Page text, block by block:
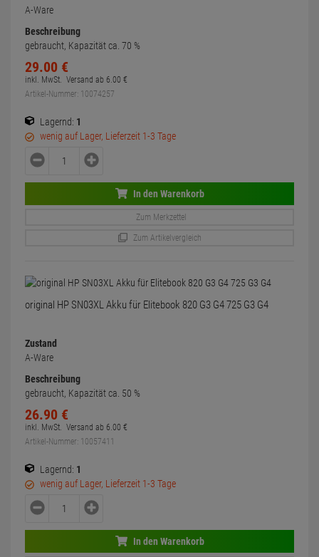
A-Ware
Beschreibung
gebraucht, Kapazität ca. 70 %
29.00 €
inkl. MwSt. Versand ab 6.00 €
Artikel-Nummer: 10074257
Lagernd: 1
wenig auf Lager, Lieferzeit 1-3 Tage
In den Warenkorb
Zum Merkzettel
Zum Artikelvergleich
original HP SN03XL Akku für Elitebook 820 G3 G4 725 G3 G4
Zustand
A-Ware
Beschreibung
gebraucht, Kapazität ca. 50 %
26.90 €
inkl. MwSt. Versand ab 6.00 €
Artikel-Nummer: 10057411
Lagernd: 1
wenig auf Lager, Lieferzeit 1-3 Tage
In den Warenkorb